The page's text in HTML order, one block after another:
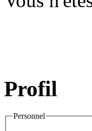
Profil
Personnel